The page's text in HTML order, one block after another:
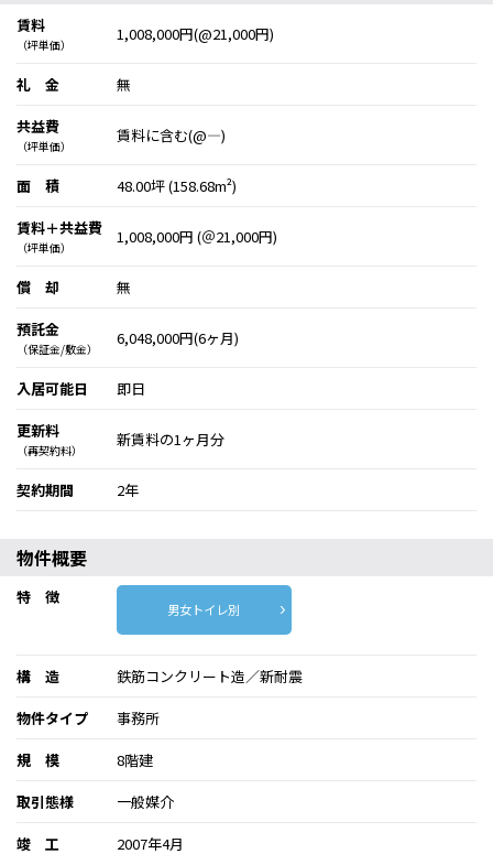
賃料
（坪単価）
1,008,000円(@21,000円)
礼 金
無
共益費
（坪単価）
賃料に含む(@―)
面 積
48.00坪 (158.68m²)
賃料＋共益費
（坪単価）
1,008,000円 (＠21,000円)
償 却
無
預託金
（保証金/敷金）
6,048,000円(6ヶ月)
入居可能日
即日
更新料
（再契約料）
新賃料の1ヶ月分
契約期間 2年
物件概要
特 徴
男女トイレ別
構 造
鉄筋コンクリート造／新耐震
物件タイプ
事務所
規 模
8階建
取引態様
一般媒介
竣 工
2007年4月